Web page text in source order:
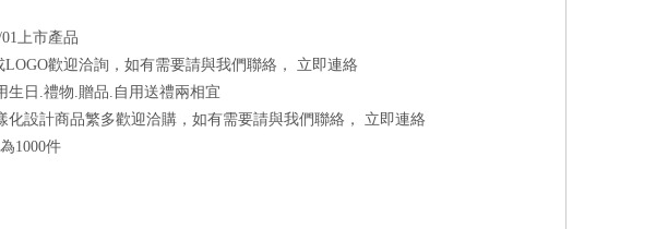
上市產品
歡迎洽詢，如有需要請與我們聯絡， 立即連絡
生日.禮物.贈品.自用送禮兩相宜
設計商品繁多歡迎洽購，如有需要請與我們聯絡， 立即連絡
1000件